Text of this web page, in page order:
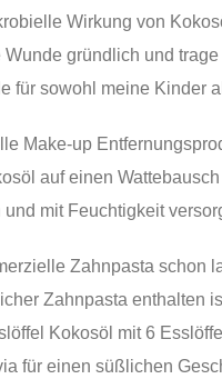
Wirkung von
gründlich und
für sowohl meine Kinder
Make-up
auf einen
mit Feuchtigkeit
Zahnpasta schon
Zahnpasta enthalten
Kokosöl mit 6
für einen süßlichen